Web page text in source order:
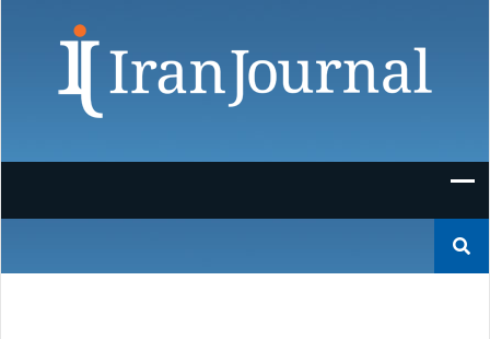
nach: